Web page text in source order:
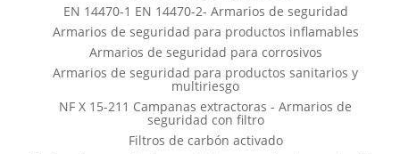
EN 14470-1 EN 14470-2- Armarios de seguridad
Armarios de seguridad para productos inflamables
Armarios de seguridad para corrosivos
Armarios de seguridad para productos sanitarios y
multiriesgo
NF X 15-211 Campanas extractoras - Armarios de
seguridad con filtro
Filtros de carbón activado